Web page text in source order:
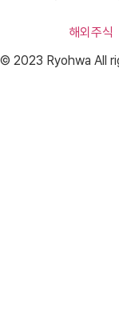
해외주식
© 2023 Ryohwa All